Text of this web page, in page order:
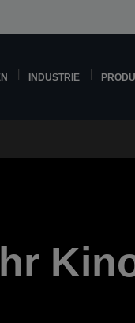
INDUSTRIE